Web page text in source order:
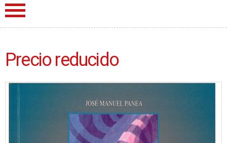
Precio reducido